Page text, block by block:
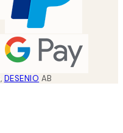
, DESENIO AB